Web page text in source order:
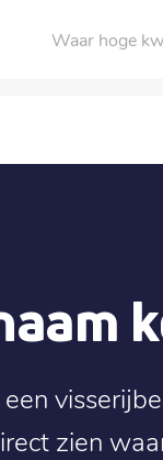
Waar hoge
zien